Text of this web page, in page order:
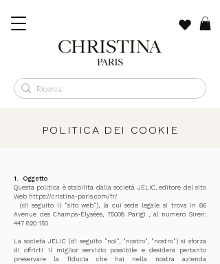
POLITICA DEI COOKIE
1.
Oggetto
Questa politica è stabilita dalla società JELIC, editore del sito
Web https://cristina-paris.com/fr/
(di seguito il “sito web”), la cui sede legale si trova in
66
Avenue des Champs-Élysées, 75008 Parigi , al numero Siren:
447 820 150
La società JELIC (di seguito "noi", "nostro", "nostro") si sforza
di offrirti il miglior servizio possibile e desidera pertanto
preservare la fiducia che hai nella nostra azienda